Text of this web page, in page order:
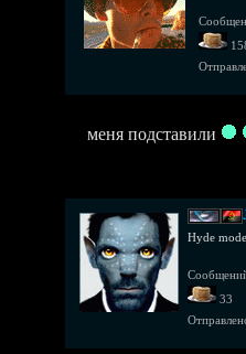
меня подставили
Hyde
33